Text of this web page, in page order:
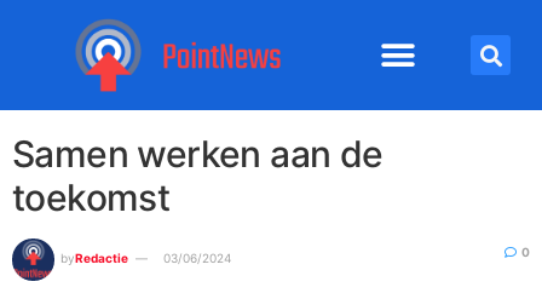
Samen werken aan de
toekomst
byRedactie 03/06/2024 0